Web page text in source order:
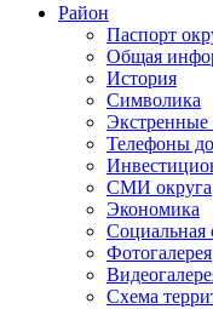
Район
Паспорт
Общая
История
Символика
Телефоны
СМИ округа
Экономика
Социальная
Фотогалерея
Схема